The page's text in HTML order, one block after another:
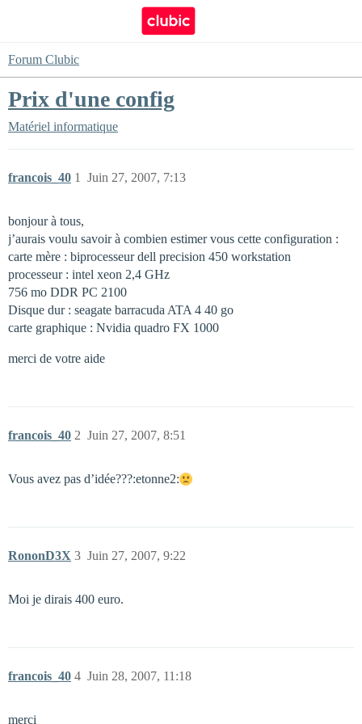
Forum Clubic
Prix d'une config
Matériel informatique
francois_40 Juin 27, 2007, 7:13
1
bonjour à tous,
j’aurais voulu savoir à combien estimer vous cette configuration :
carte mère : biprocesseur dell precision 450 workstation
processeur : intel xeon 2,4 GHz
756 mo DDR PC 2100
Disque dur : seagate barracuda ATA 4 40 go
carte graphique : Nvidia quadro FX 1000
merci de votre aide
francois_40 Juin 27, 2007, 8:51
2
Vous avez pas d’idée???:etonne2:
RononD3X Juin 27, 2007, 9:22
3
Moi je dirais 400 euro.
francois_40 Juin 28, 2007, 11:18
4
merci